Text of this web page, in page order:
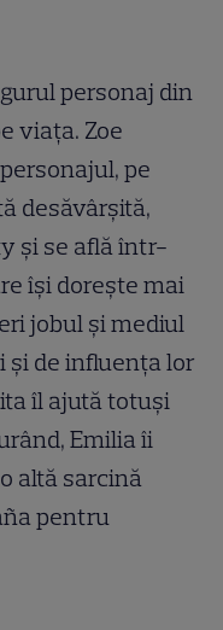
personaj din
viața. Zoe
pe
desăvârșită,
și se află într-
își dorește mai
jobul și mediul
și de influența lor
îl ajută totuși
Emilia îi
altă sarcină
pentru